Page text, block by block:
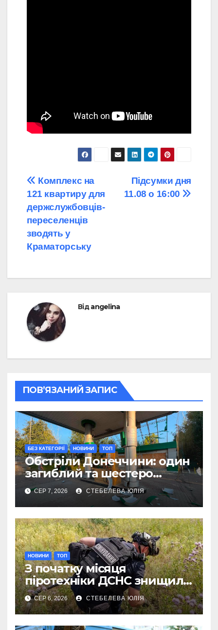
Навігація
записів
Підсумки дня
11.08 о 16:00
Комплекс на
121 квартиру для
держслужбовців-
переселенців
зводять у
Краматорську
Відangelina
ПОВ’ЯЗАНИЙ ЗАПИС
БЕЗ КАТЕГОРІЇ НОВИНИ ТОП
Обстріли Донеччини: один
загиблий та шестеро
поранених за добу
СЕР 7, 2026 СТЕБЕЛЕВА ЮЛІЯ
НОВИНИ ТОП
З початку місяця
піротехніки ДСНС знищили
18 вибухонебезпечних
предметів
СЕР 6, 2026 СТЕБЕЛЕВА ЮЛІЯ